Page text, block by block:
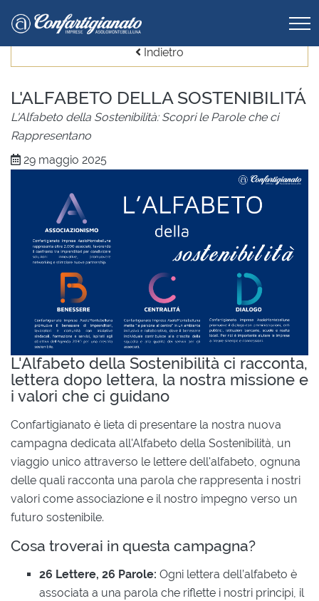
Indietro
L'ALFABETO DELLA SOSTENIBILITÁ
L'Alfabeto della Sostenibilità: Scopri le Parole che ci
Rappresentano
29 maggio 2025
L'Alfabeto della Sostenibilità ci racconta,
lettera dopo lettera, la nostra missione e
i valori che ci guidano
Confartigianato è lieta di presentare la nostra nuova
campagna dedicata all'Alfabeto della Sostenibilità, un
viaggio unico attraverso le lettere dell'alfabeto, ognuna
delle quali racconta una parola che rappresenta i nostri
valori come associazione e il nostro impegno verso un
futuro sostenibile.
Cosa troverai in questa campagna?
26 Lettere, 26 Parole: Ogni lettera dell’alfabeto è
associata a una parola che riflette i nostri principi, il